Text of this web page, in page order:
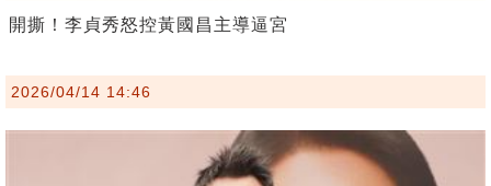
開撕！李貞秀怒控黃國昌主導逼宮
2026/04/14 14:46